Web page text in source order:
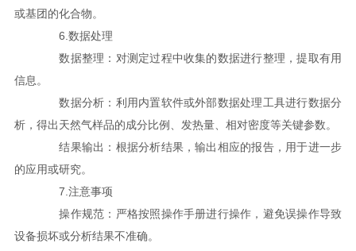
或基团的化合物。
6.数据处理
数据整理：对测定过程中收集的数据进行整理，提取有用
信息。
数据分析：利用内置软件或外部数据处理工具进行数据分
析，得出天然气样品的成分比例、发热量、相对密度等关键参数。
结果输出：根据分析结果，输出相应的报告，用于进一步
的应用或研究。
7.注意事项
操作规范：严格按照操作手册进行操作，避免误操作导致
设备损坏或分析结果不准确。